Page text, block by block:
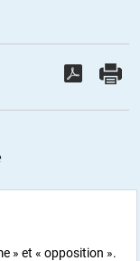
» et « opposition ».